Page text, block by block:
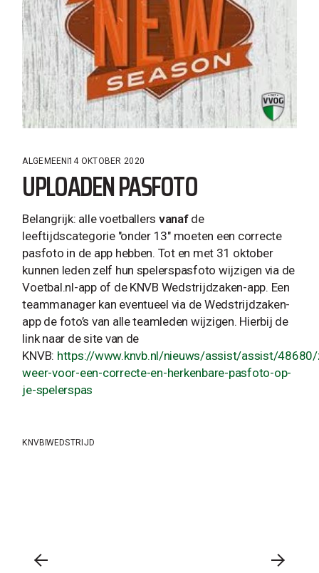
ALGEMEEN 14 OKTOBER 2020
UPLOADEN PASFOTO
Belangrijk: alle voetballers vanaf de
leeftijdscategorie "onder 13" moeten een correcte
pasfoto in de app hebben. Tot en met 31 oktober
kunnen leden zelf hun spelerspasfoto wijzigen via de
Voetbal.nl-app of de KNVB Wedstrijdzaken-app. Een
teammanager kan eventueel via de Wedstrijdzaken-
app de foto’s van alle teamleden wijzigen. Hierbij de
link naar de site van de
KNVB: https://www.knvb.nl/nieuws/assist/assist/
weer-voor-een-correcte-en-herkenbare-pasfoto-op-
je-spelerspas
KNVB WEDSTRIJD